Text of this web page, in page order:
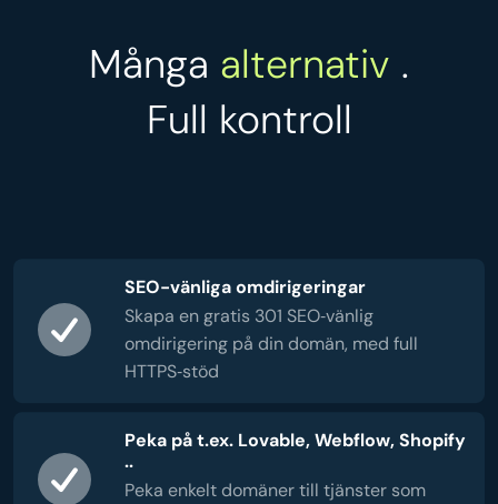
Många alternativ .
Full kontroll
SEO-vänliga omdirigeringar
Skapa en gratis 301 SEO‑vänlig
omdirigering på din domän, med full
HTTPS‑stöd
Peka på t.ex. Lovable, Webflow, Shopify
..
Peka enkelt domäner till tjänster som